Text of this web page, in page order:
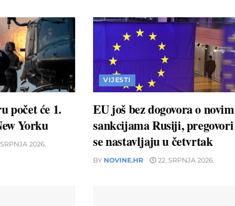
počet će 1.
Yorku
2026.
VIJESTI
EU još bez dogovora o novim
sankcijama Rusiji, pregovori
se nastavljaju u četvrtak
BY NOVINE.HR 22. SRPNJA 2026.